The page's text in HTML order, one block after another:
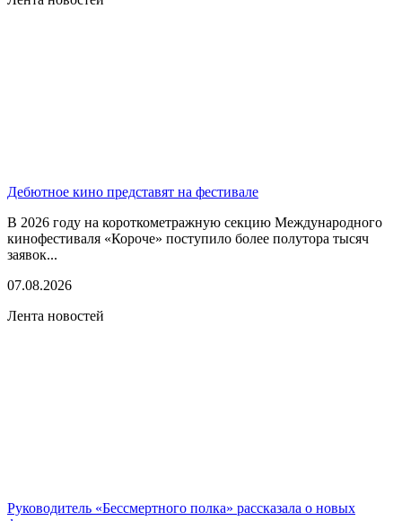
Дебютное кино представят на фестивале
В 2026 году на короткометражную секцию Международного
кинофестиваля «Короче» поступило более полутора тысяч
заявок...
07.08.2026
Лента новостей
Руководитель «Бессмертного полка» рассказала о новых